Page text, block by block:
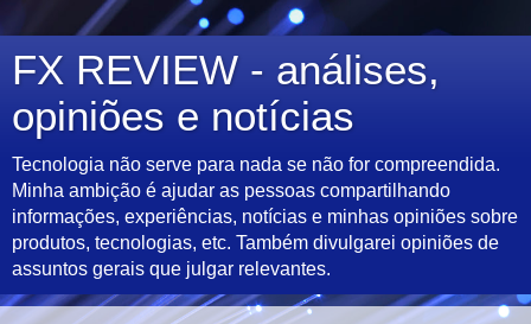
FX REVIEW - análises,
opiniões e notícias
Tecnologia não serve para nada se não for compreendida.
Minha ambição é ajudar as pessoas compartilhando
informações, experiências, notícias e minhas opiniões sobre
produtos, tecnologias, etc. Também divulgarei opiniões de
assuntos gerais que julgar relevantes.